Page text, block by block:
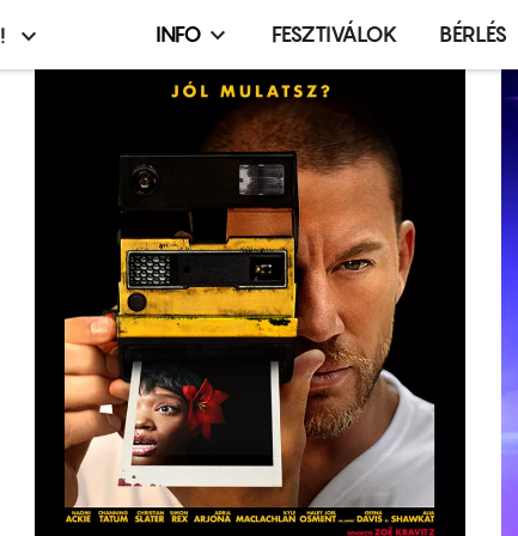
Infó,
esemény,
terembérlés
menü
INFO FESZTIVÁLOK BÉRLÉS